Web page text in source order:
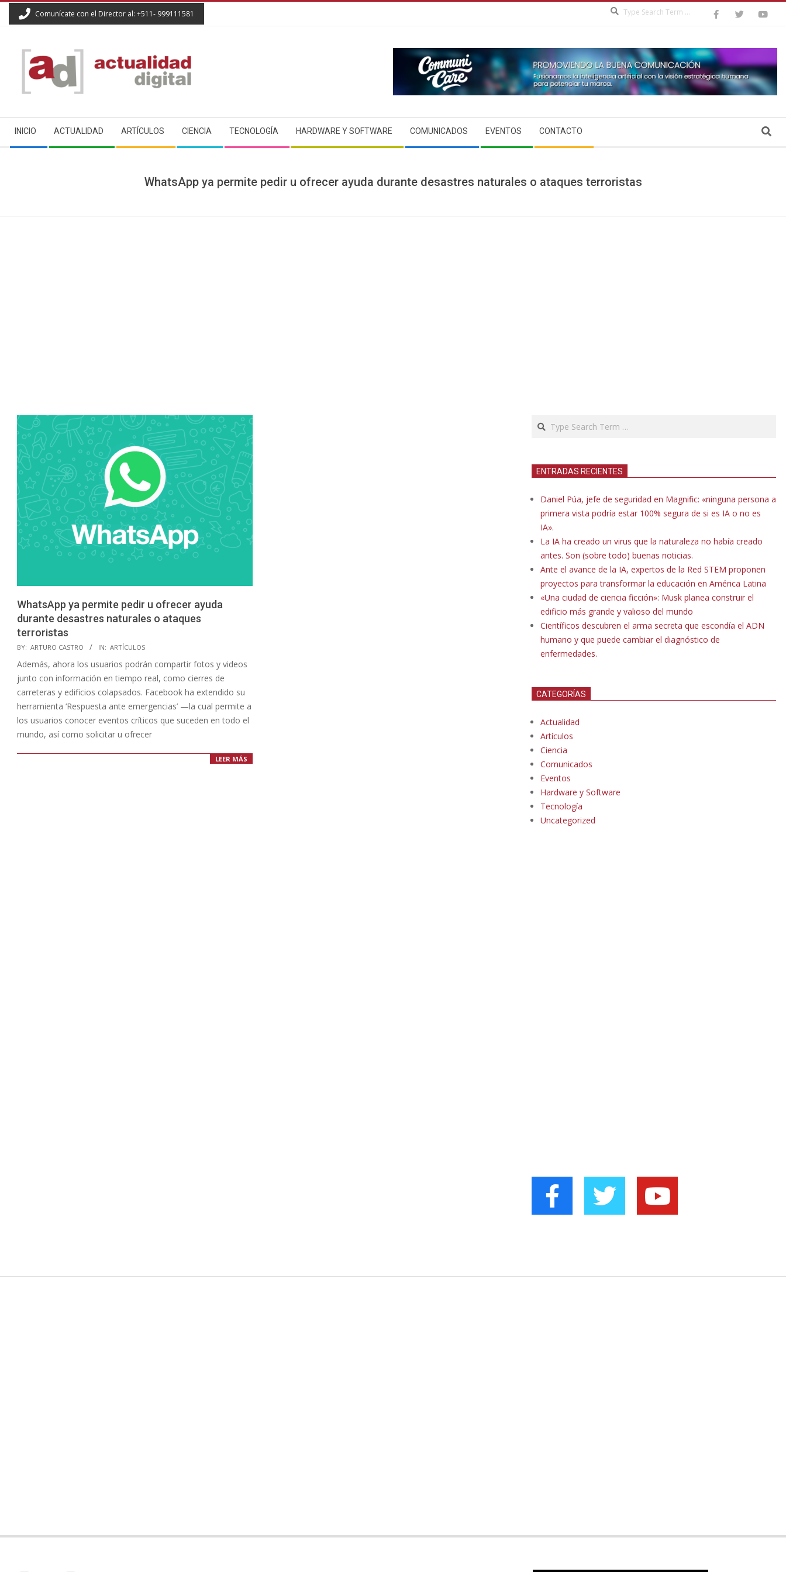
Comunícate con el Director al: +511- 999111581
ACTUALIDAD
DIGITAL
Navigation
Menu
INICIO ACTUALIDAD ARTÍCULOS CIENCIA TECNOLOGÍA HARDWARE Y SOFTWARE COMUNICADOS EVENTOS CONTACTO Search
WhatsApp ya permite pedir u ofrecer ayuda durante desastres naturales o ataques terroristas
WhatsApp ya permite pedir u ofrecer ayuda
durante desastres naturales o ataques
terroristas
2019-
12-
05
BY: ARTURO CASTRO IN: ARTÍCULOS
Además, ahora los usuarios podrán compartir fotos y videos
junto con información en tiempo real, como cierres de
carreteras y edificios colapsados. Facebook ha extendido su
herramienta ‘Respuesta ante emergencias’ —la cual permite a
los usuarios conocer eventos críticos que suceden en todo el
mundo, así como solicitar u ofrecer
LEER MÁS
Search
ENTRADAS RECIENTES
Daniel Púa, jefe de seguridad en Magnific: «ninguna persona a
primera vista podría estar 100% segura de si es IA o no es
IA».
La IA ha creado un virus que la naturaleza no había creado
antes. Son (sobre todo) buenas noticias.
Ante el avance de la IA, expertos de la Red STEM proponen
proyectos para transformar la educación en América Latina
«Una ciudad de ciencia ficción»: Musk planea construir el
edificio más grande y valioso del mundo
Científicos descubren el arma secreta que escondía el ADN
humano y que puede cambiar el diagnóstico de
enfermedades.
CATEGORÍAS
Actualidad
Artículos
Ciencia
Comunicados
Eventos
Hardware y Software
Tecnología
Uncategorized